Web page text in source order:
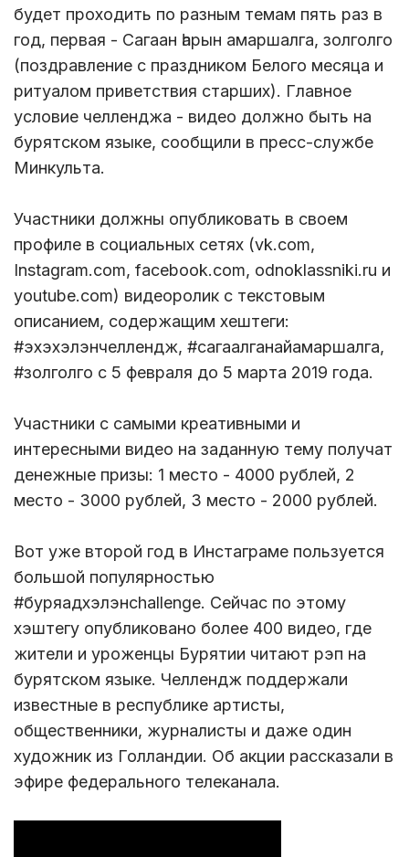
будет проходить по разным темам пять раз в
год, первая - Сагаан һарын амаршалга, золголго
(поздравление с праздником Белого месяца и
ритуалом приветствия старших). Главное
условие челленджа - видео должно быть на
бурятском языке, сообщили в пресс-службе
Минкульта.
Участники должны опубликовать в своем
профиле в социальных сетях (vk.com,
Instagram.com, facebook.com, odnoklassniki.ru и
youtube.com) видеоролик с текстовым
описанием, содержащим хештеги:
#эхэхэлэнчеллендж, #сагаалганайамаршалга,
#золголго с 5 февраля до 5 марта 2019 года.
Участники с самыми креативными и
интересными видео на заданную тему получат
денежные призы: 1 место - 4000 рублей, 2
место - 3000 рублей, 3 место - 2000 рублей.
Вот уже второй год в Инстаграме пользуется
большой популярностью
#буряадхэлэнchallenge. Сейчас по этому
хэштегу опубликовано более 400 видео, где
жители и уроженцы Бурятии читают рэп на
бурятском языке. Челлендж поддержали
известные в республике артисты,
общественники, журналисты и даже один
художник из Голландии. Об акции рассказали в
эфире федерального телеканала.